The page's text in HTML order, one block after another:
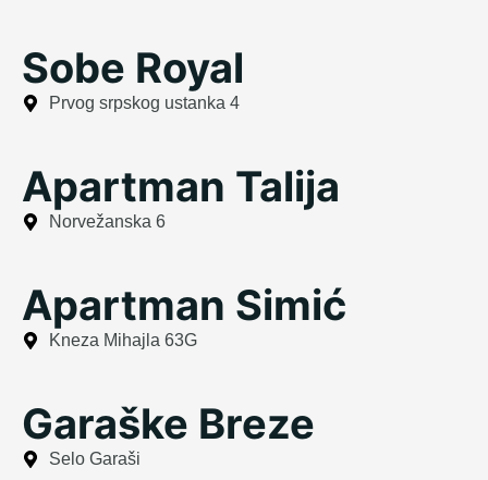
Sobe Royal
Prvog srpskog ustanka 4
Apartman Talija
Norvežanska 6
Apartman Simić
Kneza Mihajla 63G
Garaške Breze
Selo Garaši